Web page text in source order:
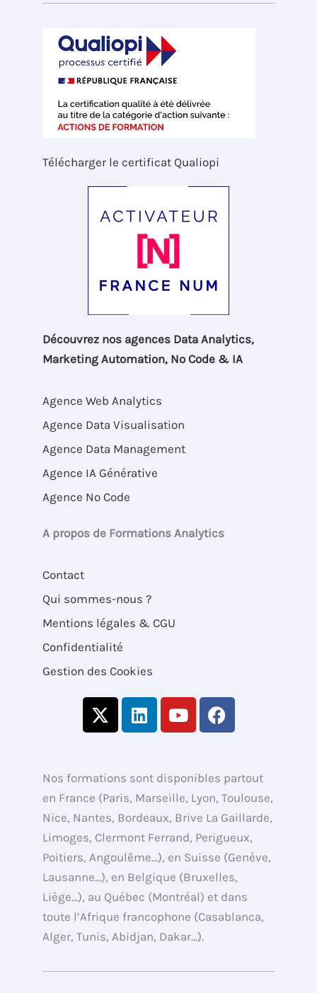
Télécharger le certificat Qualiopi
Découvrez nos agences Data Analytics,
Marketing Automation, No Code & IA
Agence Web Analytics
Agence Data Visualisation
Agence Data Management
Agence IA Générative
Agence No Code
A propos de Formations Analytics
Contact
Qui sommes-nous ?
Mentions légales & CGU
Confidentialité
Gestion des Cookies
X
-
i
t
t
e
r
L
i
e
d
i
n
Y
o
u
b
e
F
a
b
o
o
k
Nos formations sont disponibles partout
en France (Paris, Marseille, Lyon, Toulouse,
Nice, Nantes, Bordeaux, Brive La Gaillarde,
Limoges, Clermont Ferrand, Perigueux,
Poitiers, Angoulême…), en Suisse (Genève,
Lausanne…), en Belgique (Bruxelles,
Liège…), au Québec (Montréal) et dans
toute l’Afrique francophone (Casablanca,
Alger, Tunis, Abidjan, Dakar…).